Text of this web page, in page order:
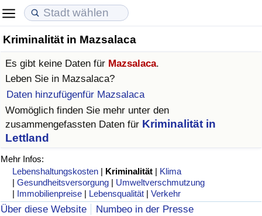
Kriminalität in Mazsalaca
Es gibt keine Daten für Mazsalaca.
Leben Sie in Mazsalaca?
Daten hinzufügenfür Mazsalaca
Womöglich finden Sie mehr unter den
zusammengefassten Daten für Kriminalität in
Lettland
Mehr Infos:
Lebenshaltungskosten | Kriminalität | Klima
|Gesundheitsversorgung | Umweltverschmutzung
| Immobilienpreise | Lebensqualität |Verkehr
Über diese Website
Numbeo in der Presse
Lebenshaltungskosten
Lebenshaltungskosten-Index (aktuell)
Lebenshaltungskosten-Index
Lebenshaltungskosten-Index nach Land
in Akaba
Immobilienpreise
Immobilienpreis-Index (aktuell)
Immobilienpreis-Index
Immobilienpreis-Index nach Land
Lebensqualität
Lebensqualität-Index
Lebensqualität-Index (aktuell)
Lebensqualitätsindex nach Land
Kriminalität
Kriminalitäts-Index (aktuell)